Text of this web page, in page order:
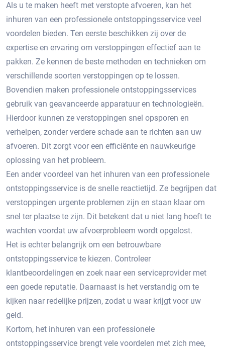
Als u te maken heeft met verstopte afvoeren, kan het
inhuren van een professionele ontstoppingsservice veel
voordelen bieden. Ten eerste beschikken zij over de
expertise en ervaring om verstoppingen effectief aan te
pakken.​ Ze kennen de beste methoden en technieken om
verschillende soorten verstoppingen op te lossen.​
Bovendien maken professionele ontstoppingsservices
gebruik van geavanceerde apparatuur en technologieën.
Hierdoor kunnen ze verstoppingen snel opsporen en
verhelpen, zonder verdere schade aan te richten aan uw
afvoeren. Dit zorgt voor een efficiënte en nauwkeurige
oplossing van het probleem.​
Een ander voordeel van het inhuren van een professionele
ontstoppingsservice is de snelle reactietijd.​ Ze begrijpen dat
verstoppingen urgente problemen zijn en staan klaar om
snel ter plaatse te zijn.​ Dit betekent dat u niet lang hoeft te
wachten voordat uw afvoerprobleem wordt opgelost.​
Het is echter belangrijk om een betrouwbare
ontstoppingsservice te kiezen.​ Controleer
klantbeoordelingen en zoek naar een serviceprovider met
een goede reputatie.​ Daarnaast is het verstandig om te
kijken naar redelijke prijzen, zodat u waar krijgt voor uw
geld.​
Kortom, het inhuren van een professionele
ontstoppingsservice brengt vele voordelen met zich mee,